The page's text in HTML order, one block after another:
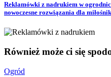
Reklamówki z nadrukiem w
nowoczesne rozwiązania dla
Również może ci się
Ogród